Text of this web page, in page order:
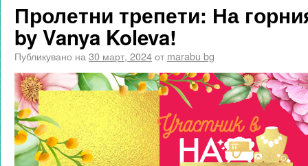
Пролетни трепети: На
by Vanya Koleva!
Публикувано на 30 март, 2024от marabu bg